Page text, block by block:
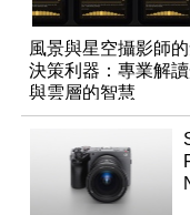
風景與星空攝影師
決策利器：專業解
與雲層的智慧
App「Atmos」登場